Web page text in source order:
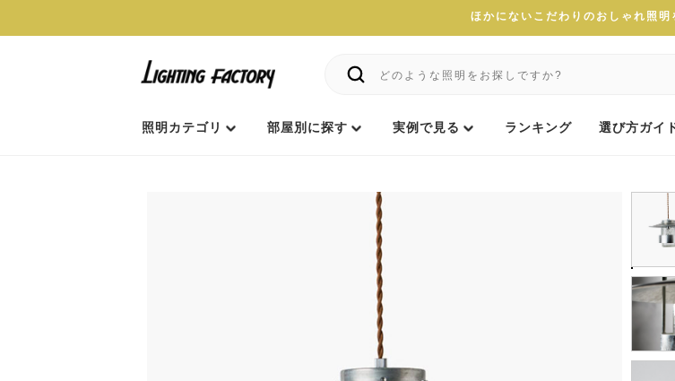
ほかにないこだわりのおしゃれ照明
照明カテゴリ 部屋別に探す 実例で見る ランキング 選び方ガイ